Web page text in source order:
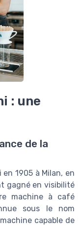
: une
de la
1905 à Milan, en
gagné en visibilité
machine à café
sous le nom
capable de